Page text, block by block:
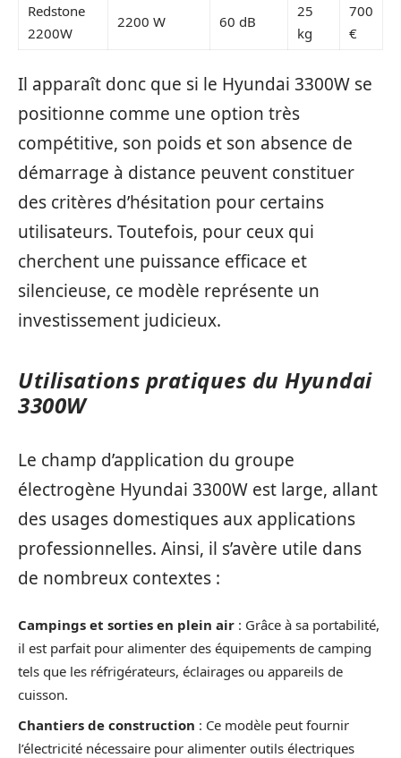
Redstone
2200W
2200 W 60 dB
25
kg
700
€
Il apparaît donc que si le Hyundai 3300W se
positionne comme une option très
compétitive, son poids et son absence de
démarrage à distance peuvent constituer
des critères d’hésitation pour certains
utilisateurs. Toutefois, pour ceux qui
cherchent une puissance efficace et
silencieuse, ce modèle représente un
investissement judicieux.
Utilisations pratiques du Hyundai
3300W
Le champ d’application du groupe
électrogène Hyundai 3300W est large, allant
des usages domestiques aux applications
professionnelles. Ainsi, il s’avère utile dans
de nombreux contextes :
Campings et sorties en plein air : Grâce à sa portabilité,
il est parfait pour alimenter des équipements de camping
tels que les réfrigérateurs, éclairages ou appareils de
cuisson.
Chantiers de construction : Ce modèle peut fournir
l’électricité nécessaire pour alimenter outils électriques